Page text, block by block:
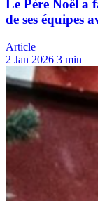
Article
2 Jan 2026 3 min